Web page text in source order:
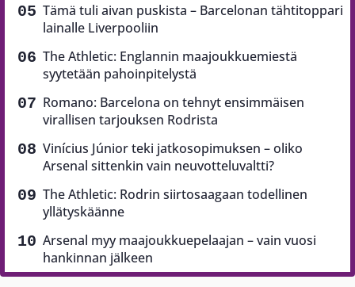
Tämä tuli aivan puskista – Barcelonan tähtitoppari
lainalle Liverpooliin
The Athletic: Englannin maajoukkuemiestä
syytetään pahoinpitelystä
Romano: Barcelona on tehnyt ensimmäisen
virallisen tarjouksen Rodrista
Vinícius Júnior teki jatkosopimuksen – oliko
Arsenal sittenkin vain neuvotteluvaltti?
The Athletic: Rodrin siirtosaagaan todellinen
yllätyskäänne
Arsenal myy maajoukkuepelaajan – vain vuosi
hankinnan jälkeen